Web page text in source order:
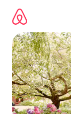
sadržaj